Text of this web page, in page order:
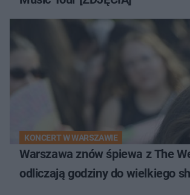
KONCERT W WARSZAWIE
Warszawa znów śpiewa z The
odliczają godziny do wielkiego